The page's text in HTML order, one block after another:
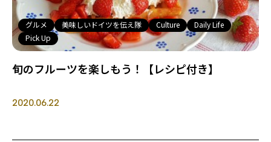
グルメ 美味しいドイツを伝え隊 Culture
Daily Life
Pick Up
旬のフルーツを楽しもう！【レシピ付き】
2020.06.22